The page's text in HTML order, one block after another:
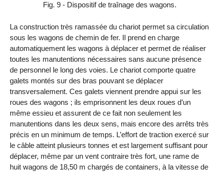
Fig. 9 - Dispositif de traînage des wagons.
La construction très ramassée du chariot permet sa circulation
sous les wagons de chemin de fer. Il prend en charge
automatiquement les wagons à déplacer et permet de réaliser
toutes les manutentions nécessaires sans aucune présence
de personnel le long des voies. Le chariot comporte quatre
galets montés sur des bras pouvant se déplacer
transversalement. Ces galets viennent prendre appui sur les
roues des wagons ; ils emprisonnent les deux roues d’un
même essieu et assurent de ce fait non seulement les
manutentions dans les deux sens, mais encore des arrêts très
précis en un minimum de temps. L’effort de traction exercé sur
le câble atteint plusieurs tonnes et est largement suffisant pour
déplacer, même par un vent contraire très fort, une rame de
huit wagons de 18,50 m chargés de containers, à la vitesse de